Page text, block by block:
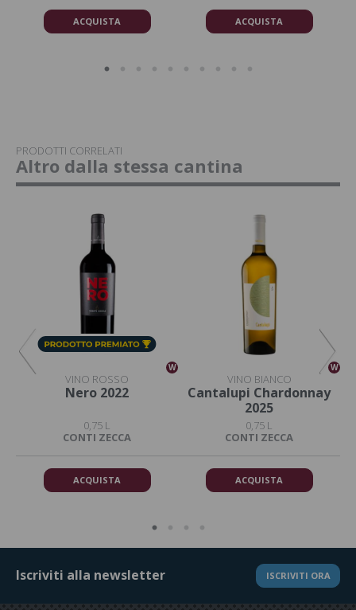
ACQUISTA ACQUISTA
PRODOTTI CORRELATI
Altro dalla stessa cantina
W
VINO ROSSO
Nero 2022
0,75 L
CONTI ZECCA
ACQUISTA
W
VINO BIANCO
Cantalupi Chardonnay
2025
0,75 L
CONTI ZECCA
ACQUISTA
Iscriviti alla newsletter ISCRIVITI ORA